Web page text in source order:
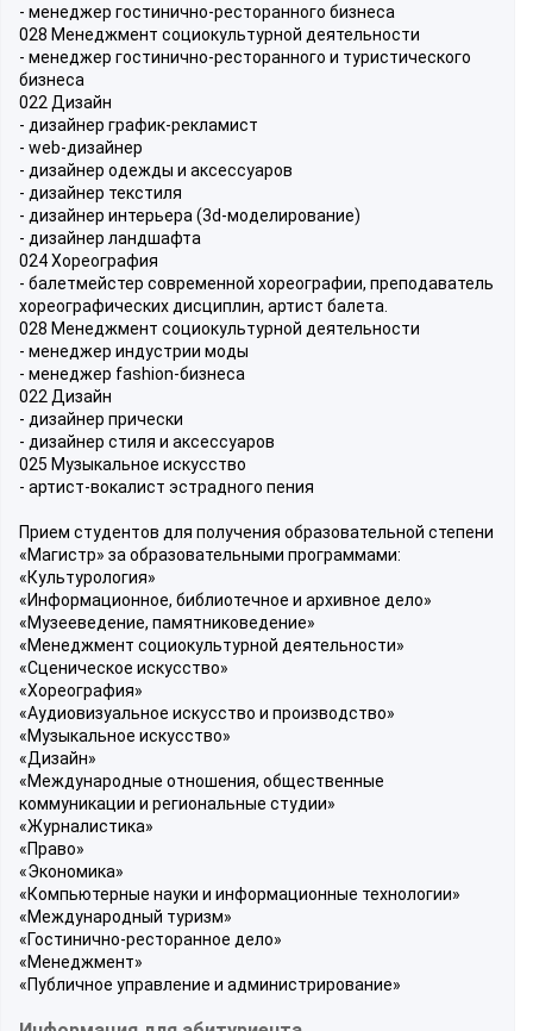
- менеджер гостинично-ресторанного бизнеса
028 Менеджмент социокультурной деятельности
- менеджер гостинично-ресторанного и туристического
бизнеса
022 Дизайн
- дизайнер график-рекламист
- web-дизайнер
- дизайнер одежды и аксессуаров
- дизайнер текстиля
- дизайнер интерьера (3d-моделирование)
- дизайнер ландшафта
024 Хореография
- балетмейстер современной хореографии, преподаватель
хореографических дисциплин, артист балета.
028 Менеджмент социокультурной деятельности
- менеджер индустрии моды
- менеджер fashion-бизнеса
022 Дизайн
- дизайнер прически
- дизайнер стиля и аксессуаров
025 Музыкальное искусство
- артист-вокалист эстрадного пения
Прием студентов для получения образовательной степени
«Магистр» за образовательными программами:
«Культурология»
«Информационное, библиотечное и архивное дело»
«Музееведение, памятниковедение»
«Менеджмент социокультурной деятельности»
«Сценическое искусство»
«Хореография»
«Аудиовизуальное искусство и производство»
«Музыкальное искусство»
«Дизайн»
«Международные отношения, общественные
коммуникации и региональные студии»
«Журналистика»
«Право»
«Экономика»
«Компьютерные науки и информационные технологии»
«Международный туризм»
«Гостинично-ресторанное дело»
«Менеджмент»
«Публичное управление и администрирование»